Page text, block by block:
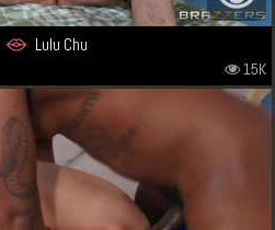
Lulu Chu
15K